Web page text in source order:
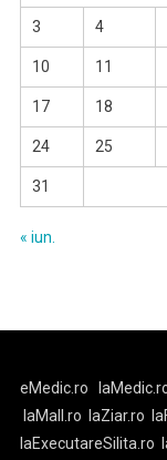
3 4
10 11
17 18
24 25
31
« iun.
eMedic.ro
laMall.ro
laZiar.ro
laExecutareSilita.ro